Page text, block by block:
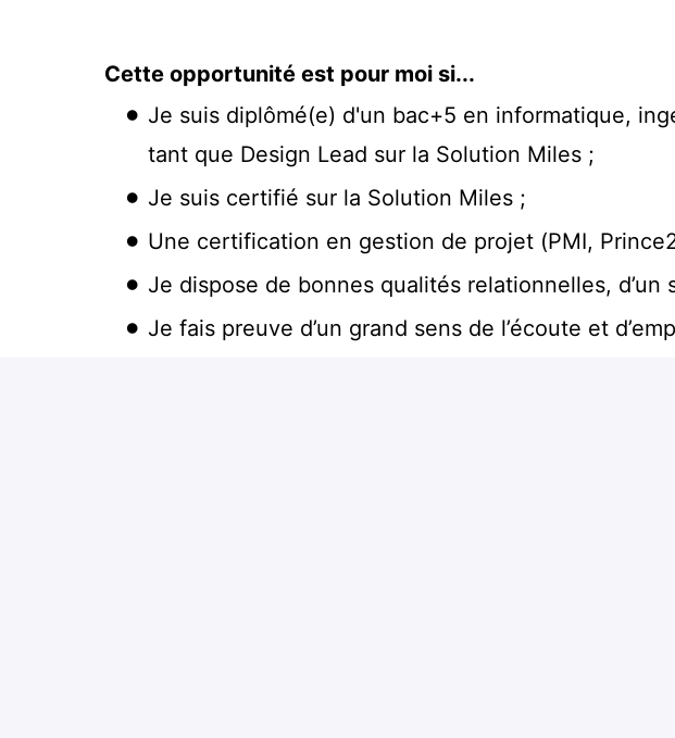
Cette opportunité est pour moi si...
Je suis diplômé(e) d'un bac+5 en informatique,
tant que Design Lead sur la Solution Miles ;
Je suis certifié sur la Solution Miles ;
Une certification en gestion de projet (PMI,
Je dispose de bonnes qualités relationnelles, d’un
Je fais preuve d’un grand sens de l’écoute et